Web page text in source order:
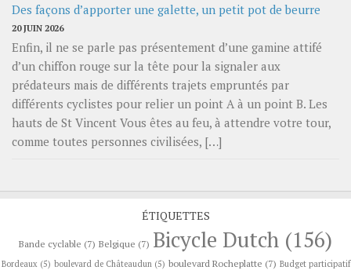
Des façons d’apporter une galette, un petit pot de beurre
20 JUIN 2026
Enfin, il ne se parle pas présentement d’une gamine attifé
d’un chiffon rouge sur la tête pour la signaler aux
prédateurs mais de différents trajets empruntés par
différents cyclistes pour relier un point A à un point B. Les
hauts de St Vincent Vous êtes au feu, à attendre votre tour,
comme toutes personnes civilisées, […]
ÉTIQUETTES
Bande cyclable (7) Belgique (7) Bicycle Dutch (156)
Bordeaux(5) boulevard de Châteaudun(5) boulevard Rocheplatte (7) Budget participatif